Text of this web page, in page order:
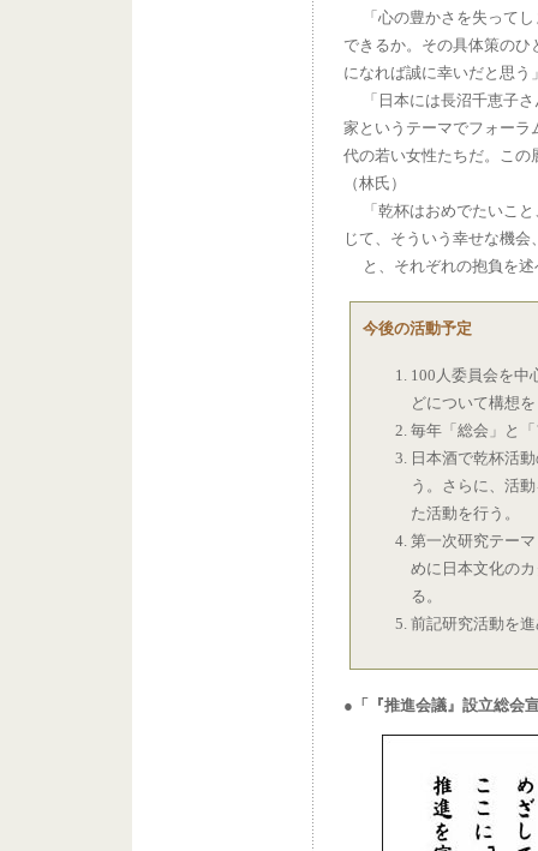
「心の豊かさを失ってし
できるか。その具体策の
になれば誠に幸いだと思う
「日本には長沼千恵子さ
家というテーマでフォーラ
代の若い女性たちだ。この
（林氏）
「乾杯はおめでたいこと
じて、そういう幸せな機
と、それぞれの抱負を述
今後の活動予定
100人委員会を中
どについて構想
毎年「総会」と
日本酒で乾杯活
う。さらに、活
た活動を行う。
第一次研究テー
めに日本文化の
る。
前記研究活動を
●「『推進会議』設立総会